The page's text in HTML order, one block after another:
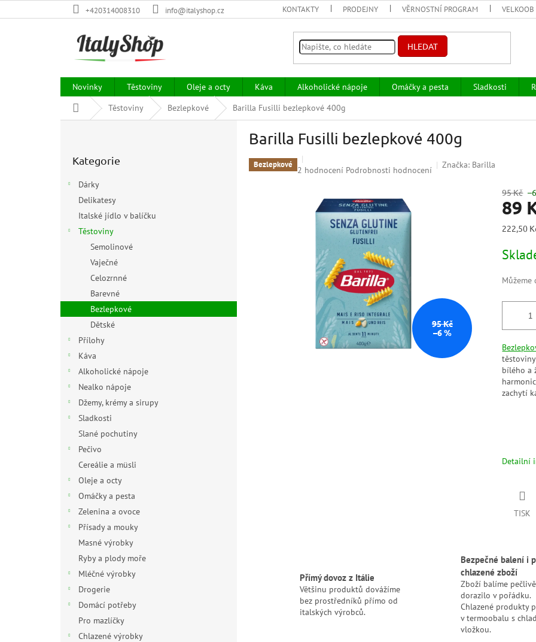
na
+420314008310 info@italyshop.cz KONTAKTY PRODEJNY VĚRNOSTNÍ PROGRAM
HLEDAT
Novinky Těstoviny Oleje a octy Káva Alkoholické nápoje Omáčky a pesta Sladkosti
Domů Těstoviny Bezlepkové Barilla Fusilli bezlepkové 400g
l
kategorie
Kategorie
Dárky
Delikatesy
Italské jídlo v balíčku
Těstoviny
Semolinové
Vaječné
Celozrnné
Barevné
Bezlepkové
Dětské
Přílohy
Káva
Alkoholické nápoje
Nealko nápoje
Džemy, krémy a sirupy
Sladkosti
Slané pochutiny
Pečivo
Cereálie a müsli
Oleje a octy
Omáčky a pesta
Zelenina a ovoce
Přísady a mouky
Masné výrobky
Ryby a plody moře
Mléčné výrobky
Drogerie
Domácí potřeby
Pro mazlíčky
Chlazené výrobky
Barilla Fusilli bezlepkové 400g
Bezlepkové Průměrné
hvězdiček.
2 hodnocení Podrobnosti hodnocení
Značka: Barilla
95 Kč
–6 %
95 Kč
89
Měrná
222,50
bílého a
zachytí
Detailní
TISK
Přímý dovoz z Itálie
Většinu produktů dovážíme
bez prostředníků přímo od
italských výrobců.
Bezpečné balení i
chlazené zboží
Zboží balíme
dorazilo v pořádku.
Chlazené produkty
v termoobalu s
vložkou.